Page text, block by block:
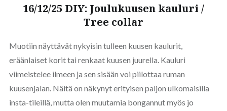
16/12/25 DIY: Joulukuusen kauluri /
Tree collar
Muotiin näyttävät nykyisin tulleen kuusen kaulurit,
eräänlaiset korit tai renkaat kuusen juurella. Kauluri
viimeistelee ilmeen ja sen sisään voi piilottaa ruman
kuusenjalan. Näitä on näkynyt erityisen paljon ulkomaisilla
insta-tileillä, mutta olen muutamia bongannut myös jo